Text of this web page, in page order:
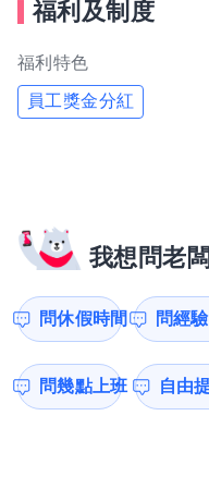
福利及制度
福利特色
員工獎金分紅
我想問老
問休假時間 問經
問幾點上班 自由